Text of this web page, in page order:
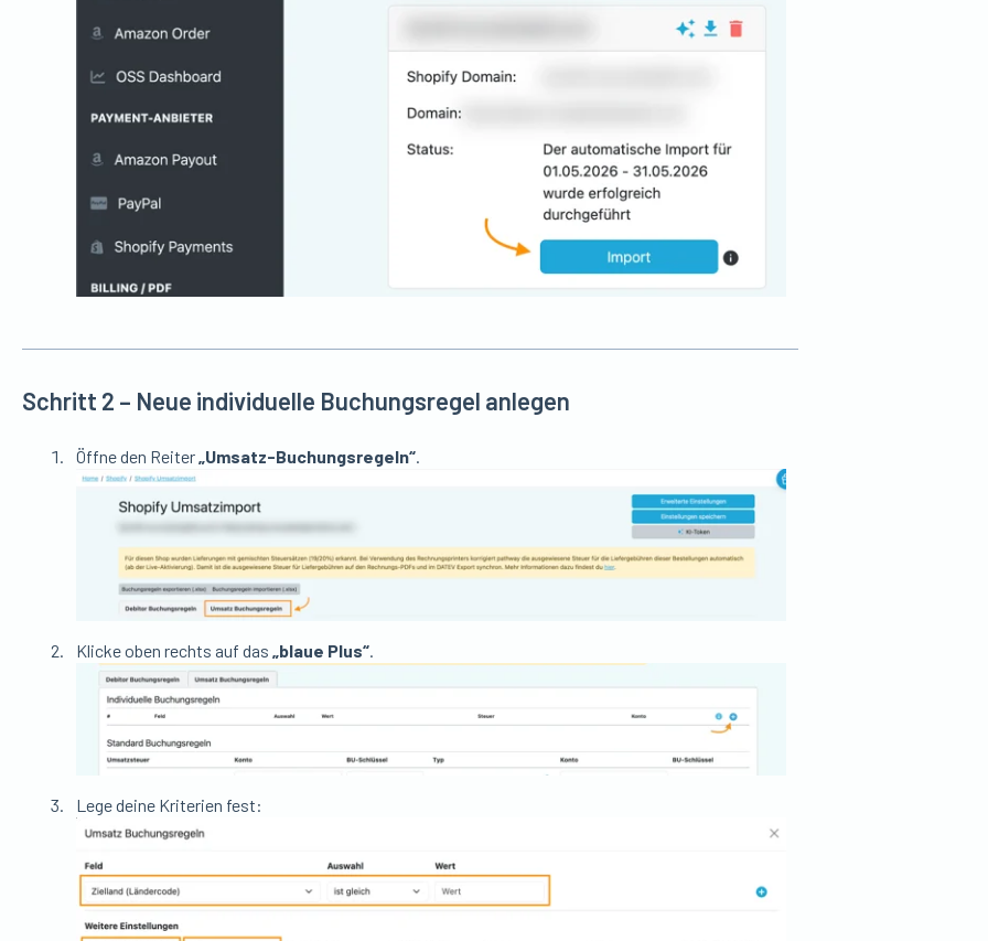
Schritt 2 – Neue individuelle Buchungsregel anlegen
Öffne den Reiter „Umsatz-Buchungsregeln“.
Klicke oben rechts auf das „blaue Plus“.
Lege deine Kriterien fest: